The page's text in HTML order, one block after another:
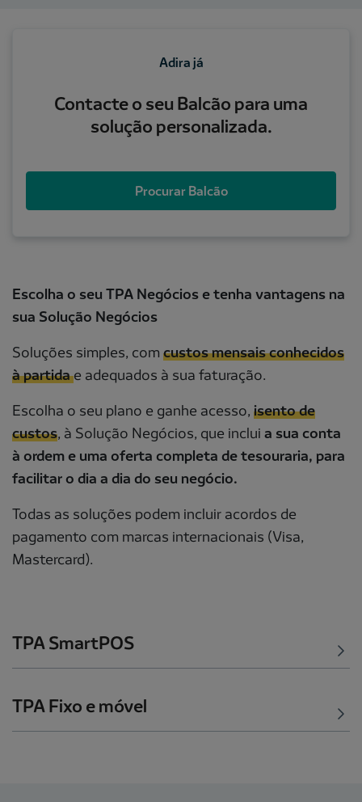
Adira já
Contacte o seu Balcão para uma
solução personalizada.
Procurar Balcão
Escolha o seu TPA Negócios e tenha vantagens na
sua Solução Negócios
Soluções simples, com custos mensais conhecidos
à partidae adequados à sua faturação.
Escolha o seu plano e ganhe acesso, isento de
custos, à Solução Negócios, que inclui a sua conta
à ordem e uma oferta completa de tesouraria, para
facilitar o dia a dia do seu negócio.
Todas as soluções podem incluir acordos de
pagamento com marcas internacionais (Visa,
Mastercard).
TPA SmartPOS
TPA Fixo e móvel